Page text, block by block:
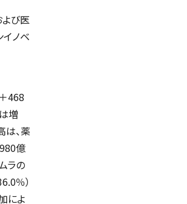
び医
イノベ
468
増
、薬
億
ラの
％）
によ